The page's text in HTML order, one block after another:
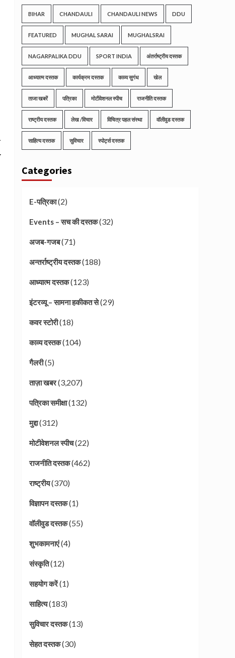
BIHAR CHANDAULI CHANDAULI NEWS DDU
FEATURED MUGHAL SARAI MUGHALSRAI
NAGARPALIKA DDU SPORT INDIA अंतर्राष्ट्रीय दस्तक
आध्यात्म दस्तक कार्यक्रम दस्तक काव्य सुगंध खेल
ताजा खबरें पत्रिका मोटीवेशनल स्पीच राजनीति दस्तक
राष्ट्रीय दस्तक लेख /विचार विचित्र पहल संस्था वॉलीवुड दस्तक
साहित्य दस्तक सुविचार स्पोर्ट्स दस्तक
Categories
E-पत्रिका(2)
Events – सच की दस्तक(32)
अजब-गजब(71)
अन्तर्राष्ट्रीय दस्तक(188)
आध्यात्म दस्तक(123)
इंटरव्यू – सामना हकीकत से(29)
कवर स्टोरी(18)
काव्य दस्तक(104)
गैलरी(5)
ताज़ा खबर(3,207)
पत्रिका समीक्षा(132)
मुद्दा(312)
मोटीवेशनल स्पीच(22)
राजनीति दस्तक(462)
राष्ट्रीय(370)
विज्ञापन दस्तक(1)
वॉलीवुड दस्तक(55)
शुभकामनाएं(4)
संस्कृति(12)
सहयोग करें(1)
साहित्य(183)
सुविचार दस्तक(13)
सेहत दस्तक(30)